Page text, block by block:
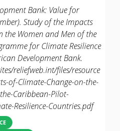
Bank: Value for
Study of the Impacts
the Women and Men of the
for Climate Resilience
Development Bank.
reliefweb.int/files/resource
of-Climate-Change-on-the-
Caribbean-Pilot-
Resilience-Countries.pdf